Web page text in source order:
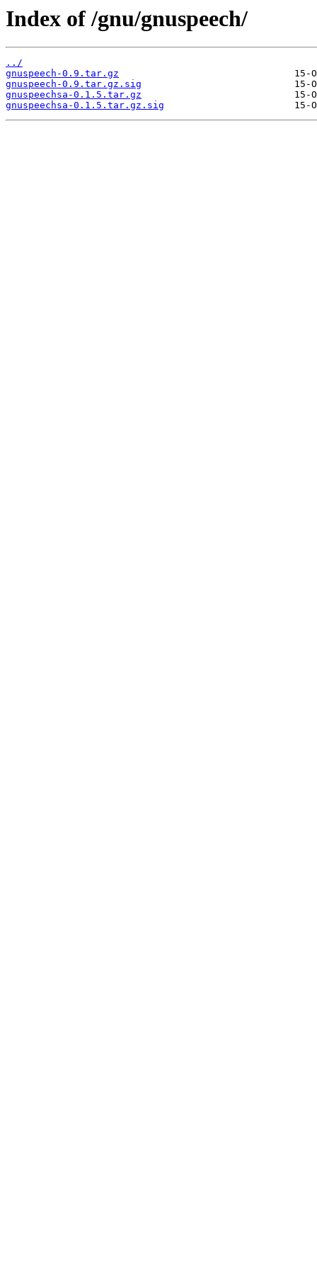
Index of /gnu/gnuspeech/
../
gnuspeech-0.9.tar.gz
gnuspeech-0.9.tar.gz.sig
gnuspeechsa-0.1.5.tar.gz
gnuspeechsa-0.1.5.tar.gz.sig